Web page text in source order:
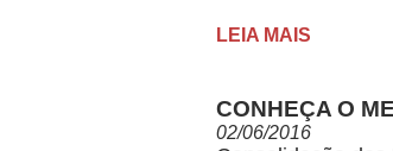
LEIA MAIS
CONHEÇA O
02/06/2016